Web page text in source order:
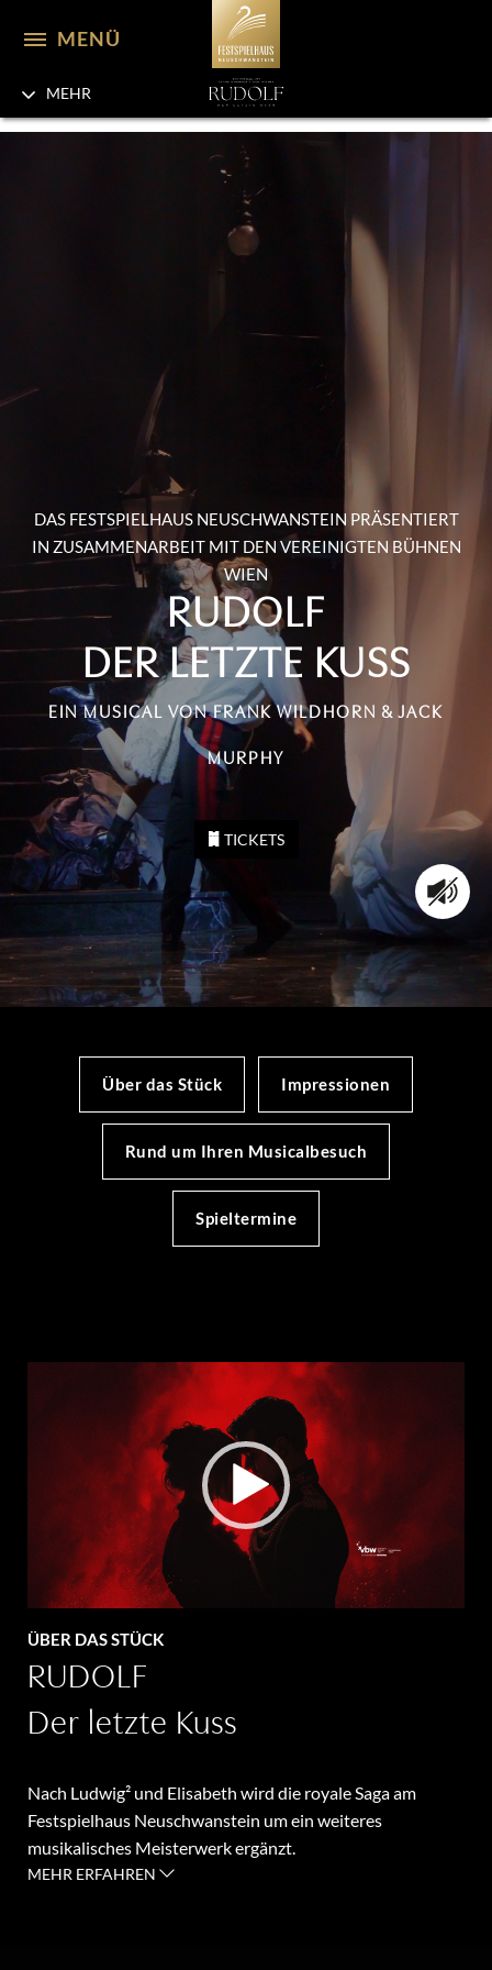
MEHR
MENÜ
DAS FESTSPIELHAUS NEUSCHWANSTEIN PRÄSENTIERT
IN ZUSAMMENARBEIT MIT DEN VEREINIGTEN BÜHNEN
WIEN
RUDOLF
DER LETZTE KUSS
EIN MUSICAL VON FRANK WILDHORN & JACK
MURPHY
TICKETS
Über das Stück Impressionen
Rund um Ihren Musicalbesuch
Spieltermine
ÜBER DAS STÜCK
RUDOLF
Der letzte Kuss
Nach Ludwig² und Elisabeth wird die royale Saga am
Festspielhaus Neuschwanstein um ein weiteres
musikalisches Meisterwerk ergänzt.
MEHR ERFAHREN